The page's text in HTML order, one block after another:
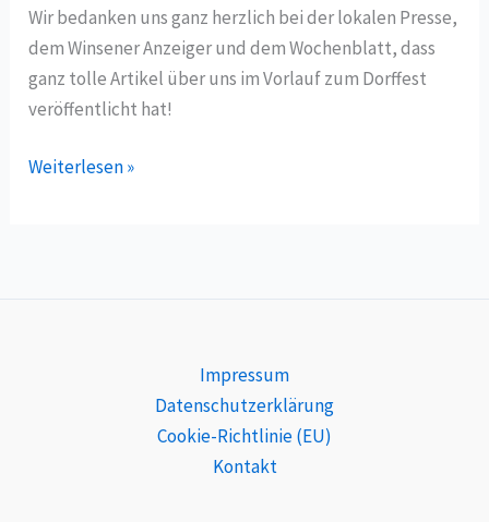
Wir bedanken uns ganz herzlich bei der lokalen Presse,
dem Winsener Anzeiger und dem Wochenblatt, dass
ganz tolle Artikel über uns im Vorlauf zum Dorffest
veröffentlicht hat!
Ausblick
Weiterlesen »
Impressum
Datenschutzerklärung
Cookie-Richtlinie (EU)
Kontakt